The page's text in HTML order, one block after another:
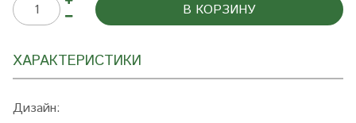
В КОРЗИНУ
ХАРАКТЕРИСТИКИ
Дизайн: